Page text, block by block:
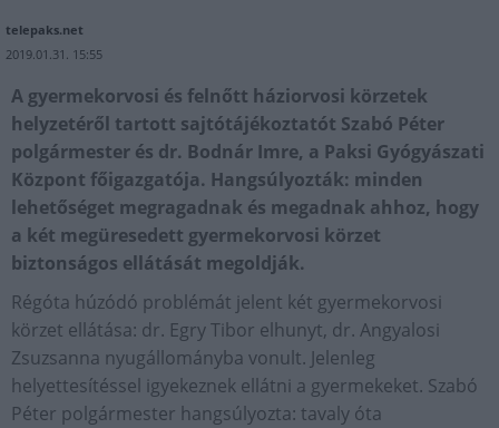
telepaks.net
2019.01.31. 15:55
A gyermekorvosi és felnőtt háziorvosi körzetek
helyzetéről tartott sajtótájékoztatót Szabó Péter
polgármester és dr. Bodnár Imre, a Paksi Gyógyászati
Központ főigazgatója. Hangsúlyozták: minden
lehetőséget megragadnak és megadnak ahhoz, hogy
a két megüresedett gyermekorvosi körzet
biztonságos ellátását megoldják.
Régóta húzódó problémát jelent két gyermekorvosi
körzet ellátása: dr. Egry Tibor elhunyt, dr. Angyalosi
Zsuzsanna nyugállományba vonult. Jelenleg
helyettesítéssel igyekeznek ellátni a gyermekeket. Szabó
Péter polgármester hangsúlyozta: tavaly óta